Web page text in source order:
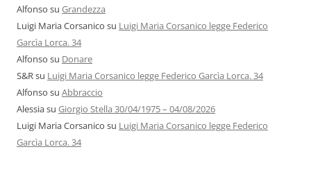
Alfonso su Grandezza
Luigi Maria Corsanico su Luigi Maria Corsanico legge Federico
Garcìa Lorca. 34
Alfonso su Donare
S&Rsu Luigi Maria Corsanico legge Federico Garcìa Lorca. 34
Alfonso su Abbraccio
Alessiasu Giorgio Stella 30/04/1975 – 04/08/2026
Luigi Maria Corsanico su Luigi Maria Corsanico legge Federico
Garcìa Lorca. 34